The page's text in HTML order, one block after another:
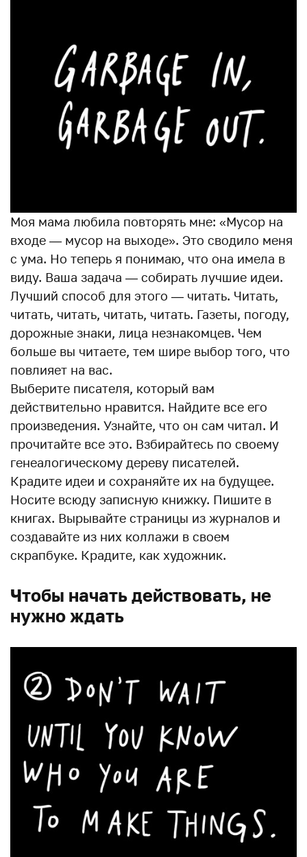
Моя мама любила повторять мне: «Мусор на
входе — мусор на выходе». Это сводило меня
с ума. Но теперь я понимаю, что она имела в
виду. Ваша задача — собирать лучшие идеи.
Лучший способ для этого — читать. Читать,
читать, читать, читать, читать. Газеты, погоду,
дорожные знаки, лица незнакомцев. Чем
больше вы читаете, тем шире выбор того, что
повлияет на вас.
Выберите писателя, который вам
действительно нравится. Найдите все его
произведения. Узнайте, что он сам читал. И
прочитайте все это. Взбирайтесь по своему
генеалогическому дереву писателей.
Крадите идеи и сохраняйте их на будущее.
Носите всюду записную книжку. Пишите в
книгах. Вырывайте страницы из журналов и
создавайте из них коллажи в своем
скрапбуке. Крадите, как художник.
Чтобы начать действовать, не
нужно ждать